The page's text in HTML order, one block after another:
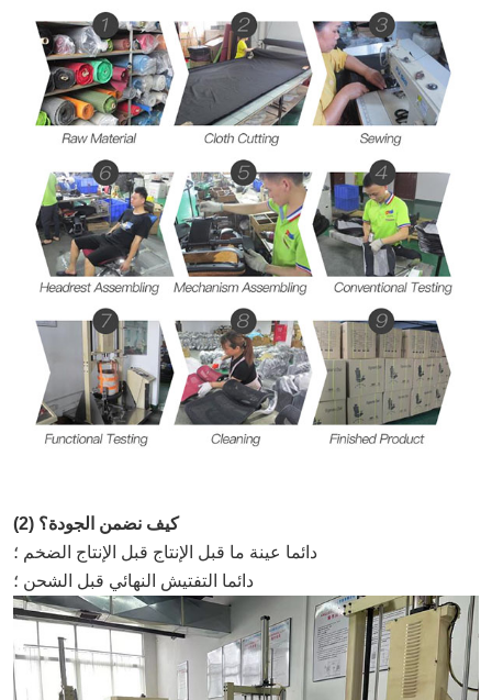
(2) كيف نضمن الجودة؟
دائما عينة ما قبل الإنتاج قبل الإنتاج الضخم ؛
دائما التفتيش النهائي قبل الشحن ؛